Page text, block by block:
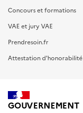
Concours et formations
VAE et jury VAE
Prendresoin.fr
Attestation d'honorabilité
GOUVERNEMENT